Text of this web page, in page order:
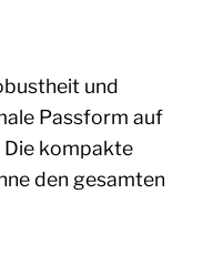
und
Passform auf
Die kompakte
den gesamten